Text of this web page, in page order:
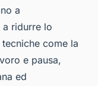
a
a ridurre lo
come la
e pausa,
ed